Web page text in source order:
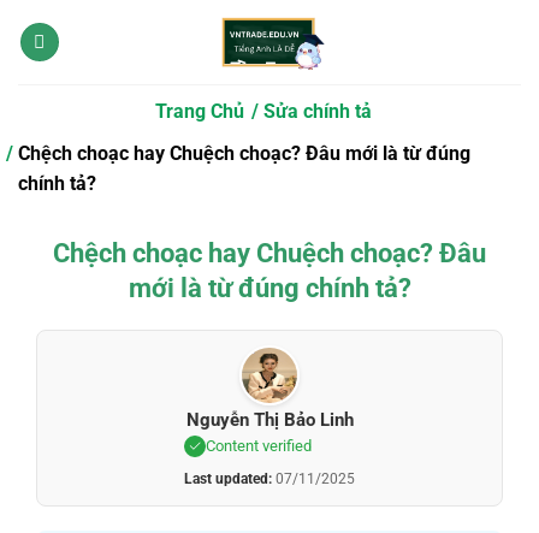
qua
Trang Chủ
Sửa chính tả
Chệch choạc hay Chuệch choạc? Đâu mới là từ đúng
chính tả?
Chệch choạc hay Chuệch choạc? Đâu
mới là từ đúng chính tả?
Nguyễn Thị Bảo Linh
Content verified
Last updated: 07/11/2025